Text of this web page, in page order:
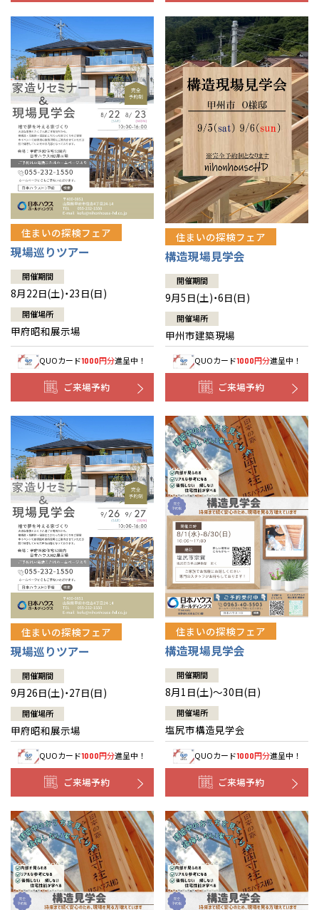
住まいの探検フェア
現場巡りツアー
開催期間
8月22日(土)・23日(日)
開催場所
甲府昭和展示場
QUOカード1000円分進呈中！
ご来場予約
住まいの探検フェア
構造現場見学会
開催期間
9月5日(土)・6日(日)
開催場所
甲州市建築現場
QUOカード1000円分進呈中！
ご来場予約
住まいの探検フェア
現場巡りツアー
開催期間
9月26日(土)・27日(日)
開催場所
甲府昭和展示場
QUOカード1000円分進呈中！
ご来場予約
住まいの探検フェア
構造現場見学会
開催期間
8月1日(土)～30日(日)
開催場所
塩尻市構造見学会
QUOカード1000円分進呈中！
ご来場予約